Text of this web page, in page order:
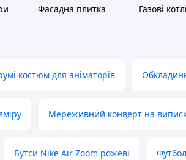
Фасадна плитка Газові
костюм для аніматорів
Мереживний конверт на
Бутси Nike Air Zoom рожеві